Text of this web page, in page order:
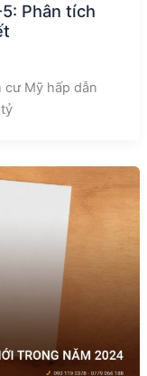
Phân tích
Mỹ hấp dẫn